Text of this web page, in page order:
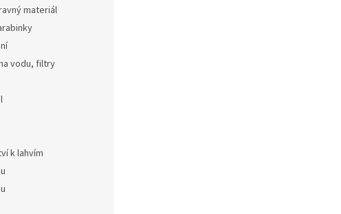
materiál
vodu, filtry
k lahvím